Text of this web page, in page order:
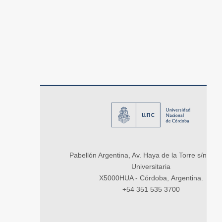
Pabellón Argentina, Av. Haya de la Torre s/n,
Universitaria
X5000HUA - Córdoba, Argentina.
+54 351 535 3700